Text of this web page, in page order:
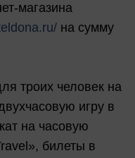
магазина
на сумму
троих человек на
игру в
на часовую
билеты в